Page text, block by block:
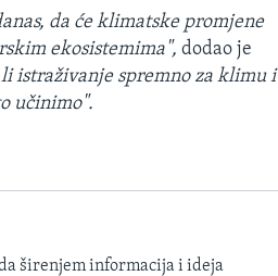
da će klimatske promjene
ekosistemima", dodao je
istraživanje spremno za klimu i
učinimo".
širenjem informacija i ideja